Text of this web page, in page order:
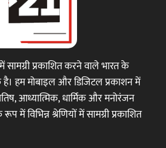
सामग्री प्रकाशित करने वाले भारत के
हम मोबाइल और डिजिटल प्रकाशन में
आध्यात्मिक, धार्मिक और मनोरंजन
में विभिन्न श्रेणियों में सामग्री प्रकाशित